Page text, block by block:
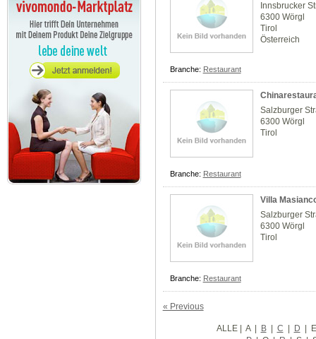
Innsbrucker
6300 Wörgl
Tirol
Österreich
Branche: Restaurant
Salzburger
6300 Wörgl
Tirol
Branche: Restaurant
Villa
Salzburger
6300 Wörgl
Tirol
Branche: Restaurant
« Previous
ALLE| A | B | C | D |